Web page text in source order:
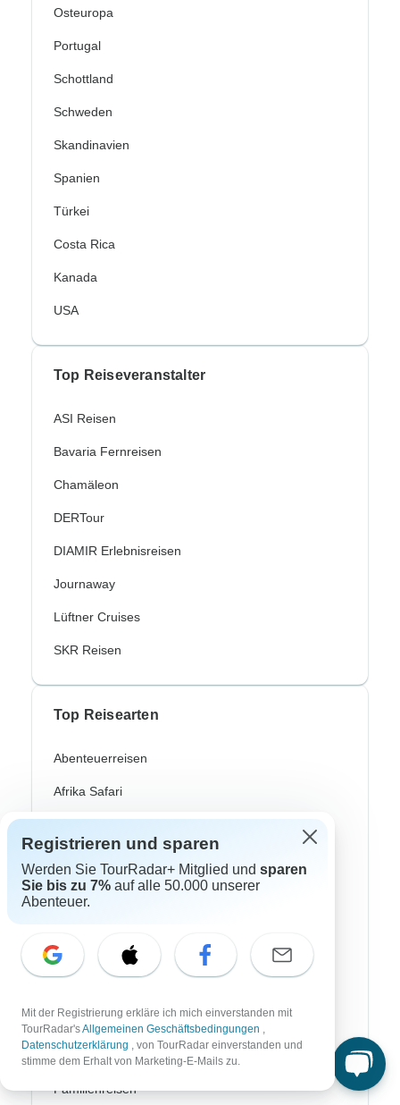
Osteuropa
Portugal
Schottland
Schweden
Skandinavien
Spanien
Türkei
Costa Rica
Kanada
USA
Top Reiseveranstalter
ASI Reisen
Bavaria Fernreisen
Chamäleon
DERTour
DIAMIR Erlebnisreisen
Journaway
Lüftner Cruises
SKR Reisen
Top Reisearten
Abenteuerreisen
Afrika Safari
Polarlichter Reisen
Kulturreisen
Zugreisen
Badereisen
Familienreisen
Registrieren und sparen
Werden Sie TourRadar+ Mitglied und sparen
Sie bis zu 7% auf alle 50.000 unserer
Abenteuer.
Mit der Registrierung erkläre ich mich einverstanden mit
TourRadar'sAllgemeinen Geschäftsbedingungen ,
Datenschutzerklärung , von TourRadar einverstanden und
stimme dem Erhalt von Marketing-E-Mails zu.